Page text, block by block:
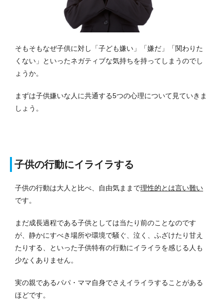
そもそもなぜ子供に対し「子ども嫌い」「嫌だ」「関わりた
くない」といったネガティブな気持ちを持ってしまうのでし
ょうか。
まずは子供嫌いな人に共通する5つの心理について見ていきま
しょう。
子供の行動にイライラする
子供の行動は大人と比べ、自由気ままで理性的とは言い難い
です。
まだ成長過程である子供としては当たり前のことなのです
が、静かにすべき場所や環境で騒ぐ、泣く、ふざけたり甘え
たりする、といった子供特有の行動にイライラを感じる人も
少なくありません。
実の親であるパパ・ママ自身でさえイライラすることがある
ほどです。